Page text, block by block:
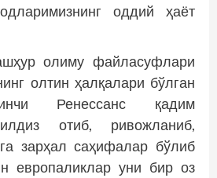
оддий ҳаёт
олиму файласуфлари
олтин ҳалқалари бўлган
Ренессанс қадим
отиб, ривожланиб,
зарҳал саҳифалар бўлиб
европаликлар уни бир оз